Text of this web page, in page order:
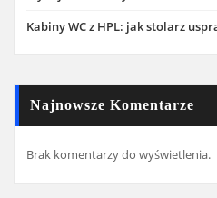
Kabiny WC z HPL: jak stolarz
Najnowsze Komentarze
Brak komentarzy do wyświetlenia.